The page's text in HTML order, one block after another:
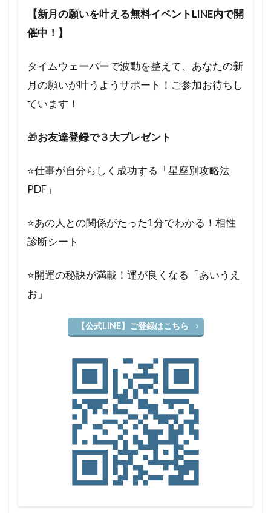
【新月の願いを叶える無料イベントLINE内で開
催中！】
タイムウェーバーで波動を整えて、あなたの新
月の願いが叶うようサポート！ご参加お待ちし
ています！
🎁お友達登録で３大プレゼント
⭐️仕事が自分らしく成功する「星座別攻略法
PDF」
⭐️あの人との関係がたった1分でわかる！相性
診断シート
⭐️開運の秘訣が満載！運が良くなる「あいうえ
お」
【公式LINE】ご登録はこちら